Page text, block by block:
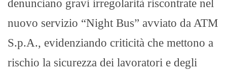
denunciano gravi irregolarità riscontrate nel
nuovo servizio “Night Bus” avviato da ATM
S.p.A., evidenziando criticità che mettono a
rischio la sicurezza dei lavoratori e degli